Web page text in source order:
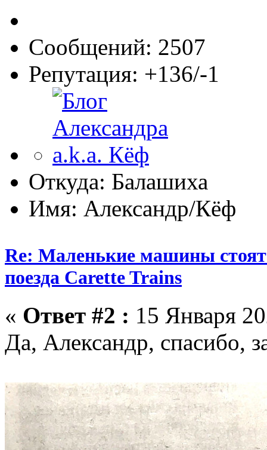
Сообщений: 2507
Репутация: +136/-1
Откуда: Балашиха
Имя: Александр/Кёф
Re: Маленькие машины
поезда Carette Trains
« Ответ #2 : 15 Января
Да, Александр, спасибо,